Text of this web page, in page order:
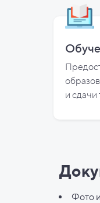
и сдачи
Фото